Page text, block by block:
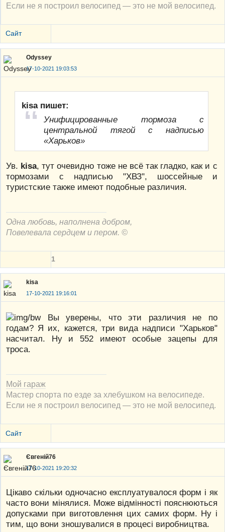
Если не я построил велосипед — это не мой велосипед.
Сайт
Odyssey
17-10-2021 19:03:53
kisa пишет:
Унифицированные тормоза с
центральной тягой с надписью
«Харьков»
Ув. kisa, тут очевидно тоже не всё так гладко, как и с
тормозами с надписью "ХВЗ", шоссейные и
туристские также имеют подобные различия.
Одна любовь, наполнена добром,
Повелевала сердцем и пером. ©
1
kisa
17-10-2021 19:16:01
Вы уверены, что эти различия не по
годам? Я их, кажется, три вида надписи "Харьков"
насчитал. Ну и 552 имеют особые зацепы для
троса.
Мой гараж
Мастер спорта по езде за хлебушком на велосипеде.
Если не я построил велосипед — это не мой велосипед.
Сайт
Євгеній76
17-10-2021 19:20:32
Цікаво скільки одночасно експлуатувалося форм і як
часто вони мінялися. Може відмінності пояснюються
допусками при виготовлення цих самих форм. Ну і
тим, що вони зношувалися в процесі виробництва.